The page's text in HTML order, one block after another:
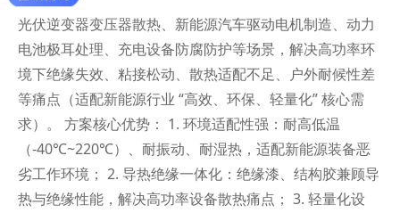
光伏逆变器变压器散热、新能源汽车驱动电机制造、动力
电池极耳处理、充电设备防腐防护等场景，解决高功率环
境下绝缘失效、粘接松动、散热适配不足、户外耐候性差
等痛点（适配新能源行业 “高效、环保、轻量化” 核心需
求）。 方案核心优势： 1. 环境适配性强：耐高低温
（-40℃~220℃）、耐振动、耐湿热，适配新能源装备恶
劣工作环境； 2. 导热绝缘一体化：绝缘漆、结构胶兼顾导
热与绝缘性能，解决高功率设备散热痛点； 3. 轻量化设